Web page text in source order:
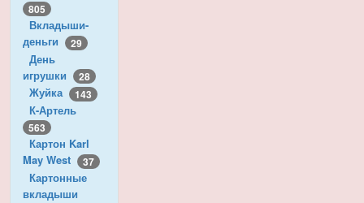
805
Вкладыши-
деньги
29
День
игрушки
28
Жуйка 143
К-Артель
563
Картон Karl
May West
37
Картонные
вкладыши